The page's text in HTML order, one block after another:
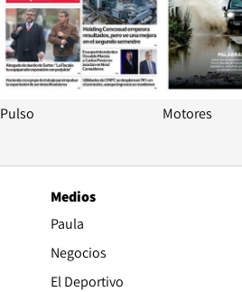
Pulso Motores
Medios
Paula
Negocios
El Deportivo